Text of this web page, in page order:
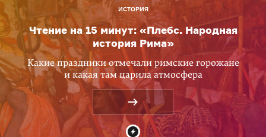
ИСТОРИЯ
Чтение на 15 минут: «Плебс. Народная
история Рима»
Какие праздники отмечали римские горожане
и какая там царила атмосфера